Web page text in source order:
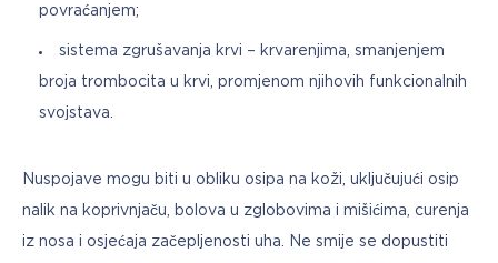
povraćanjem;
sistema zgrušavanja krvi – krvarenjima, smanjenjem
broja trombocita u krvi, promjenom njihovih funkcionalnih
svojstava.
Nuspojave mogu biti u obliku osipa na koži, uključujući osip
nalik na koprivnjaču, bolova u zglobovima i mišićima, curenja
iz nosa i osjećaja začepljenosti uha. Ne smije se dopustiti